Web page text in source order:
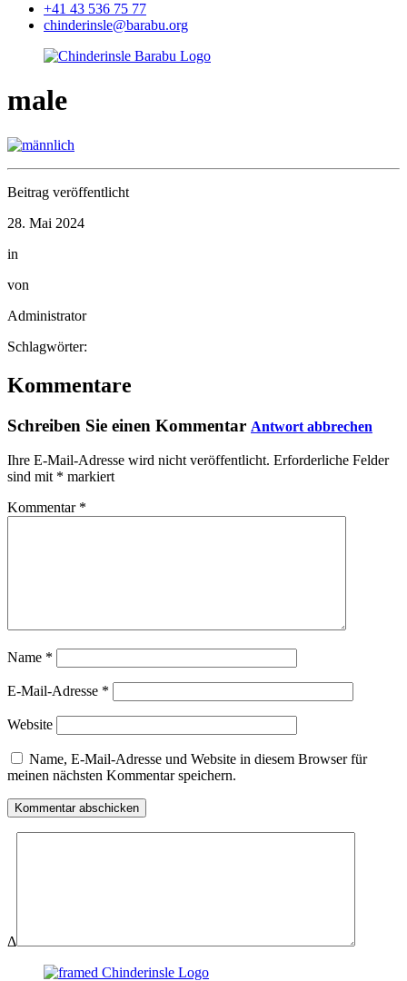
+41 43 536 75 77
chinderinsle@barabu.org
male
Beitrag veröffentlicht
28. Mai 2024
in
von
Administrator
Schlagwörter:
Kommentare
Schreiben Sie einen Kommentar Antwort abbrechen
Ihre E-Mail-Adresse wird nicht veröffentlicht. Erforderliche Felder
sind mit * markiert
Kommentar *
Name *
E-Mail-Adresse *
Website
Name, E-Mail-Adresse und Website in diesem Browser für
meinen nächsten Kommentar speichern.
Δ